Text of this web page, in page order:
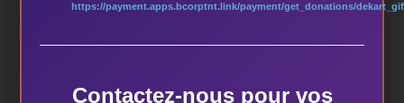
https://payment.apps.bcorptnt.link/payment/get_donations/
Contactez-nous pour vos